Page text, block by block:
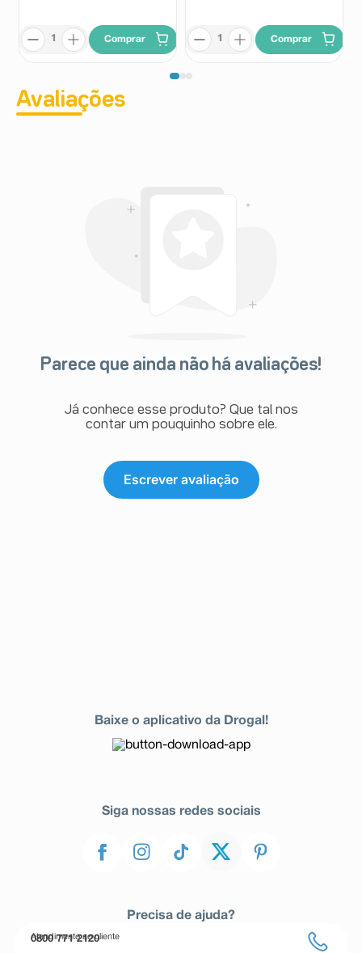
Comprar Comprar
Avaliações
Parece que ainda não há avaliações!
Já conhece esse produto? Que tal nos
contar um pouquinho sobre ele.
Escrever avaliação
Baixe o aplicativo da Drogal!
Siga nossas redes sociais
Precisa de ajuda?
Atendimento ao cliente
0800 771 2120